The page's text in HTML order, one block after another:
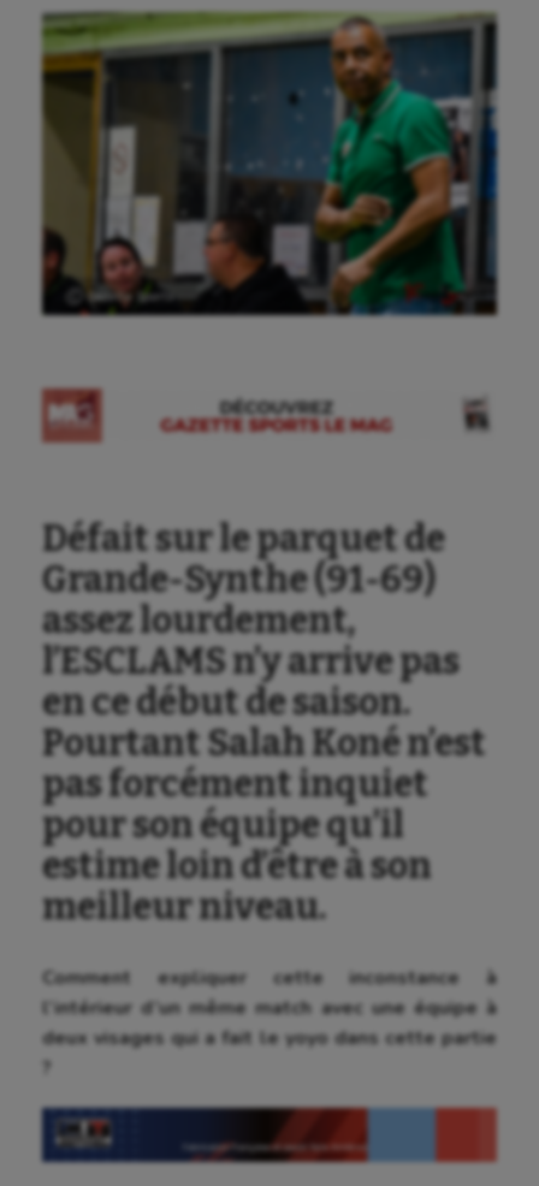
Ⓒ Gazette Sports
Défait sur le parquet de
Grande-Synthe (91-69)
assez lourdement,
l’ESCLAMS n’y arrive pas
en ce début de saison.
Pourtant Salah Koné n’est
pas forcément inquiet
pour son équipe qu’il
estime loin d’être à son
meilleur niveau.
Comment expliquer cette inconstance à
l’intérieur d’un même match avec une équipe à
deux visages qui a fait le yoyo dans cette partie
?